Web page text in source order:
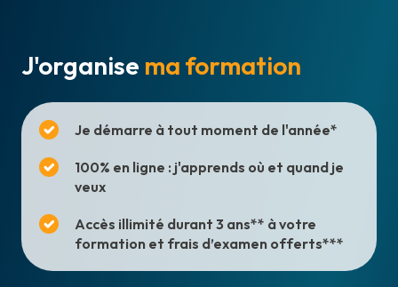
J'organise ma formation
Je démarre à tout moment de l'année*
100% en ligne : j'apprends où et quand je
veux
Accès illimité durant 3 ans** à votre
formation et frais d’examen offerts***